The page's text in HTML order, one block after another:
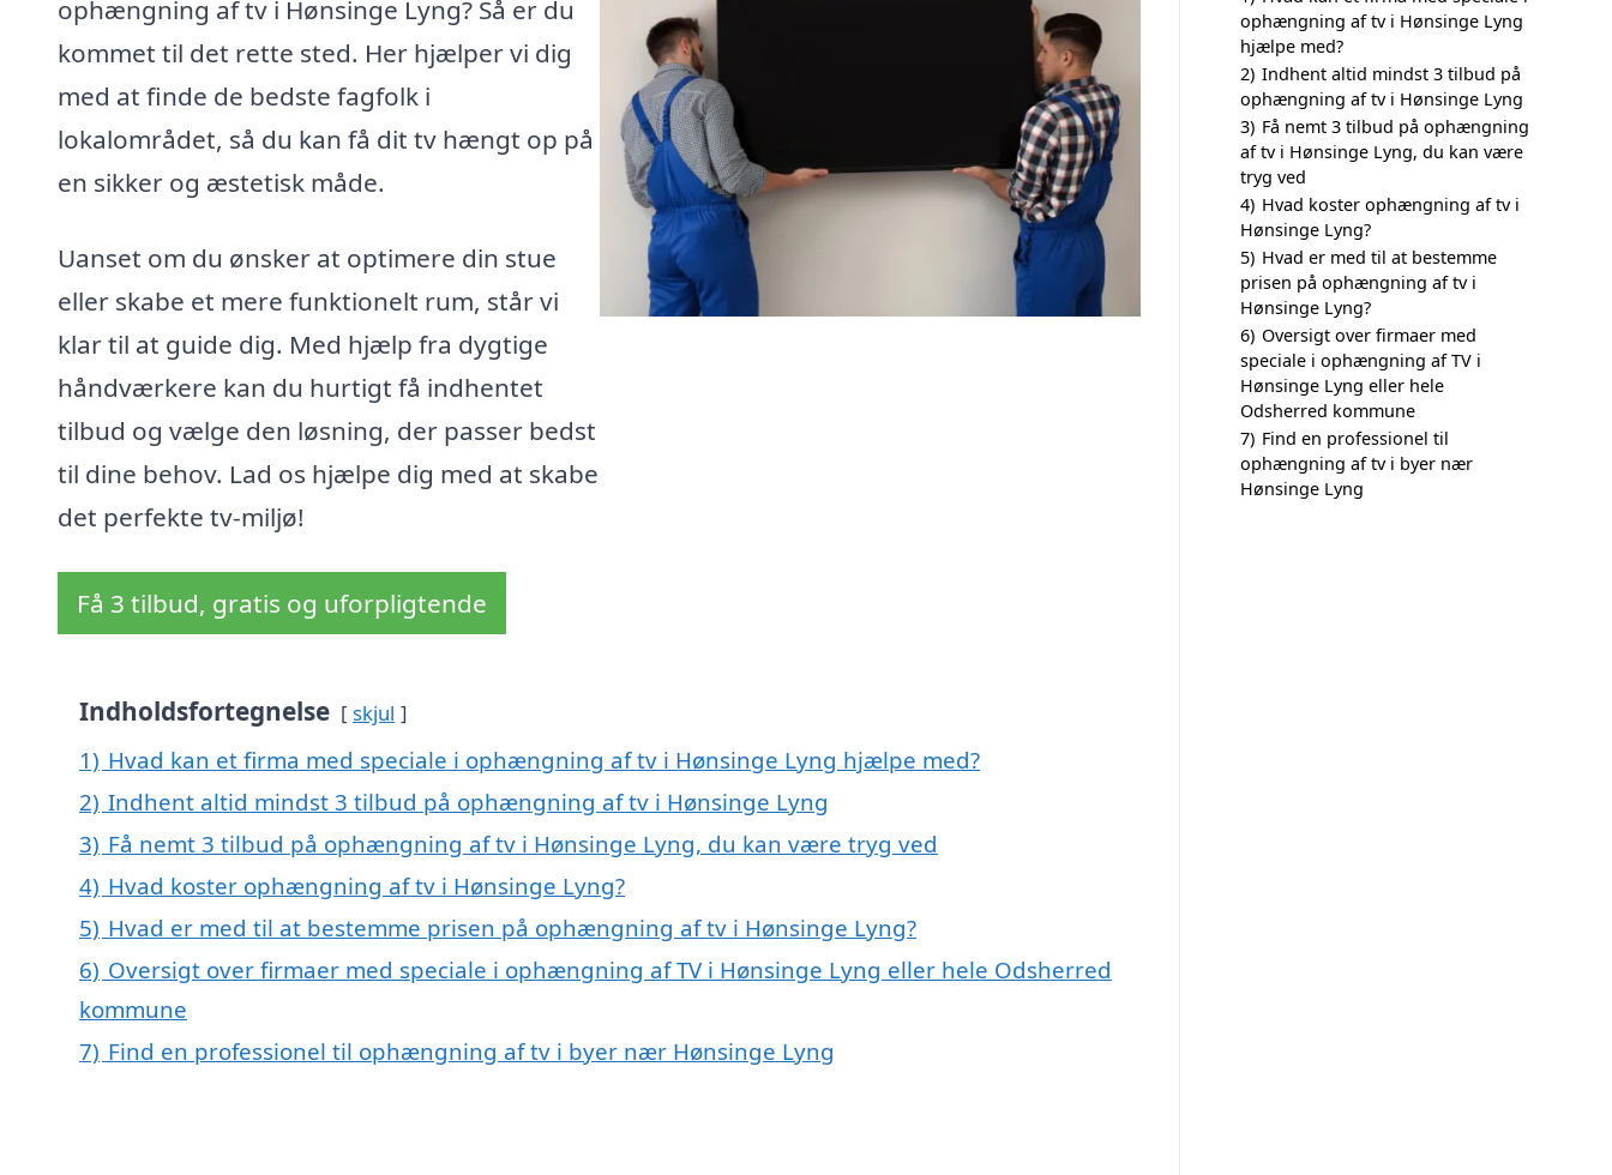
ophængning af tv i Hønsinge Lyng? Så er du
kommet til det rette sted. Her hjælper vi dig
med at finde de bedste fagfolk i
lokalområdet, så du kan få dit tv hængt op på
en sikker og æstetisk måde.
Uanset om du ønsker at optimere din stue
eller skabe et mere funktionelt rum, står vi
klar til at guide dig. Med hjælp fra dygtige
håndværkere kan du hurtigt få indhentet
tilbud og vælge den løsning, der passer bedst
til dine behov. Lad os hjælpe dig med at skabe
det perfekte tv-miljø!
Få 3 tilbud, gratis og uforpligtende
Indholdsfortegnelse skjul
1) Hvad kan et firma med speciale i ophængning af tv i Hønsinge Lyng hjælpe med?
2) Indhent altid mindst 3 tilbud på ophængning af tv i Hønsinge Lyng
3) Få nemt 3 tilbud på ophængning af tv i Hønsinge Lyng, du kan være tryg ved
4) Hvad koster ophængning af tv i Hønsinge Lyng?
5) Hvad er med til at bestemme prisen på ophængning af tv i Hønsinge Lyng?
6) Oversigt over firmaer med speciale i ophængning af TV i Hønsinge Lyng eller hele Odsherred
kommune
7) Find en professionel til ophængning af tv i byer nær Hønsinge Lyng
ophængning af tv i Hønsinge Lyng
hjælpe med?
2) Indhent altid mindst 3 tilbud på
ophængning af tv i Hønsinge Lyng
3) Få nemt 3 tilbud på ophængning
af tv i Hønsinge Lyng, du kan være
tryg ved
4) Hvad koster ophængning af tv i
Hønsinge Lyng?
5) Hvad er med til at bestemme
prisen på ophængning af tv i
Hønsinge Lyng?
6) Oversigt over firmaer med
speciale i ophængning af TV i
Hønsinge Lyng eller hele
Odsherred kommune
7) Find en professionel til
ophængning af tv i byer nær
Hønsinge Lyng